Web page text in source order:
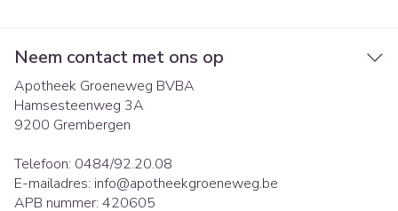
Neem contact met ons op
Apotheek Groeneweg BVBA
Hamsesteenweg 3A
9200 Grembergen
Telefoon: 0484/92.20.08
E-mailadres: info@apotheekgroeneweg.be
APB nummer: 420605